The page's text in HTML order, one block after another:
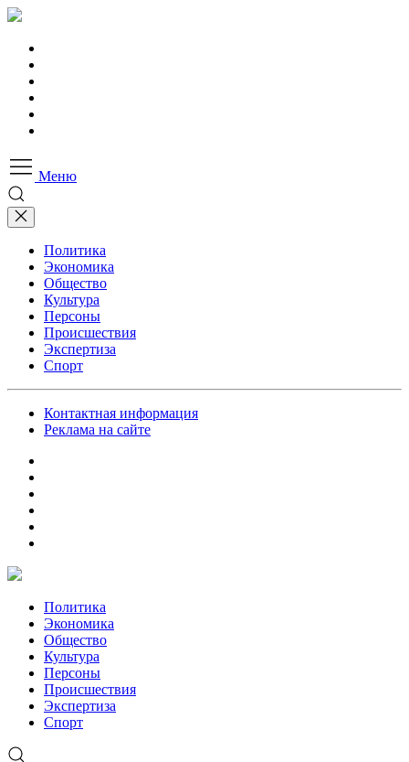
Меню
Политика
Экономика
Общество
Культура
Персоны
Происшествия
Экспертиза
Спорт
Контактная информация
Реклама на сайте
Политика
Экономика
Общество
Культура
Персоны
Происшествия
Экспертиза
Спорт